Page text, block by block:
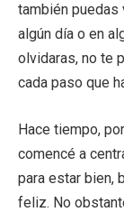
también
algún día o en
olvidaras, no te
cada paso que
Hace tiempo,
comencé a
para estar bien,
feliz. No